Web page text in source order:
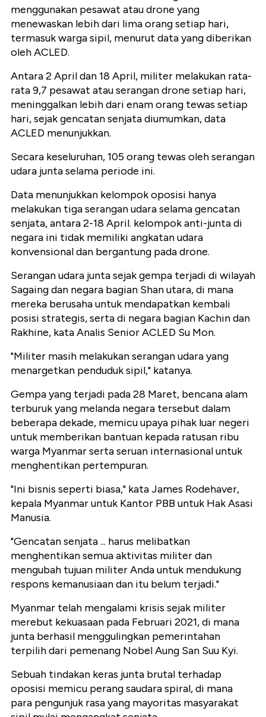
menggunakan pesawat atau drone yang
menewaskan lebih dari lima orang setiap hari,
termasuk warga sipil, menurut data yang diberikan
oleh ACLED.
Antara 2 April dan 18 April, militer melakukan rata-
rata 9,7 pesawat atau serangan drone setiap hari,
meninggalkan lebih dari enam orang tewas setiap
hari, sejak gencatan senjata diumumkan, data
ACLED menunjukkan.
Secara keseluruhan, 105 orang tewas oleh serangan
udara junta selama periode ini.
Data menunjukkan kelompok oposisi hanya
melakukan tiga serangan udara selama gencatan
senjata, antara 2-18 April. kelompok anti-junta di
negara ini tidak memiliki angkatan udara
konvensional dan bergantung pada drone.
Serangan udara junta sejak gempa terjadi di wilayah
Sagaing dan negara bagian Shan utara, di mana
mereka berusaha untuk mendapatkan kembali
posisi strategis, serta di negara bagian Kachin dan
Rakhine, kata Analis Senior ACLED Su Mon.
"Militer masih melakukan serangan udara yang
menargetkan penduduk sipil," katanya.
Gempa yang terjadi pada 28 Maret, bencana alam
terburuk yang melanda negara tersebut dalam
beberapa dekade, memicu upaya pihak luar negeri
untuk memberikan bantuan kepada ratusan ribu
warga Myanmar serta seruan internasional untuk
menghentikan pertempuran.
"Ini bisnis seperti biasa," kata James Rodehaver,
kepala Myanmar untuk Kantor PBB untuk Hak Asasi
Manusia.
"Gencatan senjata ... harus melibatkan
menghentikan semua aktivitas militer dan
mengubah tujuan militer Anda untuk mendukung
respons kemanusiaan dan itu belum terjadi."
Myanmar telah mengalami krisis sejak militer
merebut kekuasaan pada Februari 2021, di mana
junta berhasil menggulingkan pemerintahan
terpilih dari pemenang Nobel Aung San Suu Kyi.
Sebuah tindakan keras junta brutal terhadap
oposisi memicu perang saudara spiral, di mana
para pengunjuk rasa yang mayoritas masyarakat